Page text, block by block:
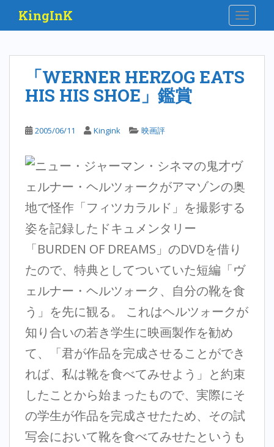
i
KingInK
「WERNER HERZOG EATS
HIS HIS SHOE」鑑賞
2005/06/11 Kingink 映画評
ニュー・ジャーマン・シネマの鬼才ヴ
ェルナー・ヘルツォークがアマゾンの奥
地で怪作「フィツカラルド」を撮影する
姿を記録したドキュメンタリー
「BURDEN OF DREAMS」のDVDを借り
たので、特典としてついていた短編「ヴ
ェルナー・ヘルツォーク、自分の靴を食
う」を先に観る。 これはヘルツォークが
知り合いの若き学生に映画製作を勧め
て、「君が作品を完成させることができ
れば、私は靴を食べてみせよう」と約束
したことから始まったもので、実際にそ
の学生が作品を完成させたため、その試
写会において靴を食べてみせたというも